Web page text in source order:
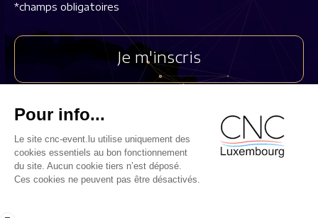
*champs obligatoires
Politique de confidentialité
Politique de cookies
Mentions légales